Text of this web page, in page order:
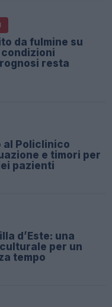
da fulmine su
condizioni
resta
Policlinico
e timori per
pazienti
d’Este: una
per un
tempo